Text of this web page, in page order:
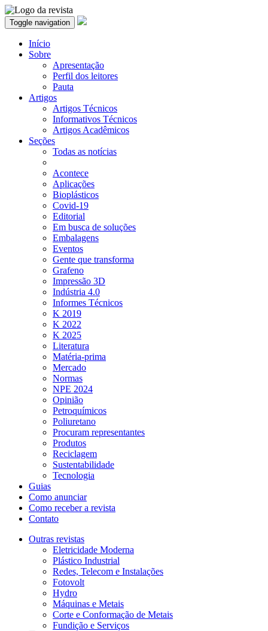
Toggle navigation
Início
Sobre
Apresentação
Perfil dos leitores
Pauta
Artigos
Artigos Técnicos
Informativos Técnicos
Artigos Acadêmicos
Seções
Todas as notícias
Acontece
Aplicações
Bioplásticos
Covid-19
Editorial
Em busca de soluções
Embalagens
Eventos
Gente que transforma
Grafeno
Impressão 3D
Indústria 4.0
Informes Técnicos
K 2019
K 2022
K 2025
Literatura
Matéria-prima
Mercado
Normas
NPE 2024
Opinião
Petroquímicos
Poliuretano
Procuram representantes
Produtos
Reciclagem
Sustentabilidade
Tecnologia
Guias
Como anunciar
Como receber a revista
Contato
Outras revistas
Eletricidade Moderna
Plástico Industrial
Redes, Telecom e Instalações
Fotovolt
Hydro
Máquinas e Metais
Corte e Conformação de Metais
Fundição e Serviços